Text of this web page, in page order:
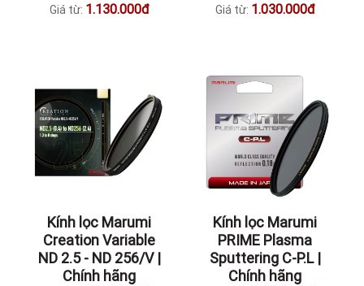
Giá từ: 1.130.000đ Giá từ: 1.030.000đ
Kính lọc Marumi
Creation Variable
ND 2.5 - ND 256/V |
Chính hãng
Kính lọc Marumi
PRIME Plasma
Sputtering C-P.L |
Chính hãng